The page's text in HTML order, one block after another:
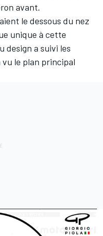
avant.
le dessous du nez
unique à cette
design a suivi les
le plan principal